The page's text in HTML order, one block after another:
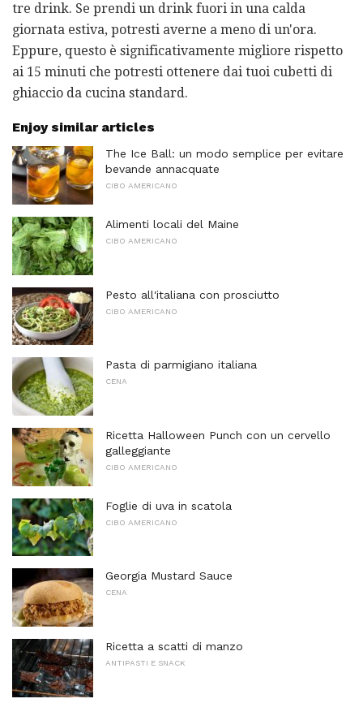
tre drink. Se prendi un drink fuori in una calda
giornata estiva, potresti averne a meno di un'ora.
Eppure, questo è significativamente migliore rispetto
ai 15 minuti che potresti ottenere dai tuoi cubetti di
ghiaccio da cucina standard.
Enjoy similar articles
The Ice Ball: un modo semplice per evitare
bevande annacquate
CIBO AMERICANO
Alimenti locali del Maine
CIBO AMERICANO
Pesto all'italiana con prosciutto
CIBO AMERICANO
Pasta di parmigiano italiana
CENA
Ricetta Halloween Punch con un cervello
galleggiante
CIBO AMERICANO
Foglie di uva in scatola
CIBO AMERICANO
Georgia Mustard Sauce
CENA
Ricetta a scatti di manzo
ANTIPASTI E SNACK